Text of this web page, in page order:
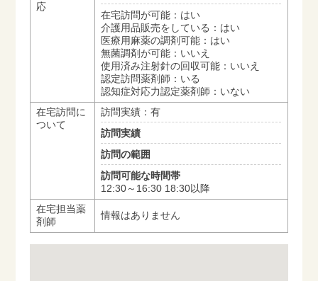
応
在宅訪問が可能：はい
介護用品販売をしている：はい
医療用麻薬の調剤可能：はい
無菌調剤が可能：いいえ
使用済み注射針の回収可能：いいえ
認定訪問薬剤師：いる
認知症対応力認定薬剤師：いない
在宅訪問に
ついて
訪問実績：有
訪問実績
訪問の範囲
訪問可能な時間帯
12:30～16:30 18:30以降
在宅担当薬
剤師
情報はありません